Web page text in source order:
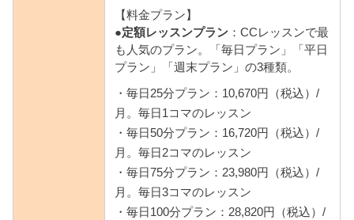
【料金プラン】
●定額レッスンプラン ：CCレッスンで最
も人気のプラン。「毎日プラン」「平日
プラン」「週末プラン」の3種類。
・毎日25分プラン：10,670円（税込）/
月。毎日1コマのレッスン
・毎日50分プラン：16,720円（税込）/
月。毎日2コマのレッスン
・毎日75分プラン：23,980円（税込）/
月。毎日3コマのレッスン
・毎日100分プラン：28,820円（税込）/